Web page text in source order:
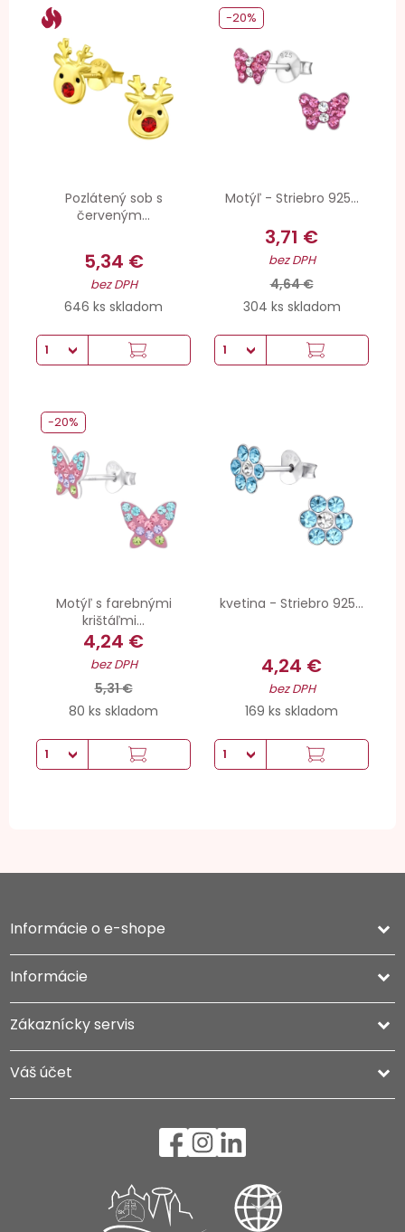
Pozlátený sob s
červeným...
5,34 €
bez DPH
646 ks skladom
Motýľ - Striebro 925...
3,71 €
bez DPH
4,64 €
304 ks skladom
-20%
Motýľ s farebnými
krištáľmi...
4,24 €
bez DPH
5,31 €
80 ks skladom
-20%
kvetina - Striebro 925...
4,24 €
bez DPH
169 ks skladom
Informácie o e-shope keyboard_arrow_down
Informácie 
Zákaznícky servis 
Váš účet 